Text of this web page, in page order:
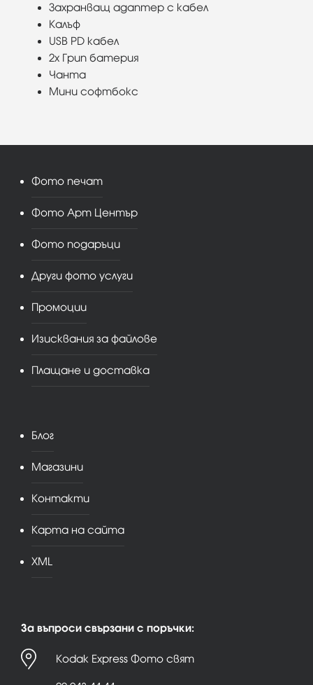
Захранващ адаптер с кабел
Калъф
USB PD кабел
2x Грип батерия
Чанта
Мини софтбокс
Фото печат
Фото Арт Център
Фото подаръци
Други фото услуги
Промоции
Изисквания за файлове
Плащане и доставка
Блог
Магазини
Контакти
Карта на сайта
XML
За въпроси свързани с поръчки:
Kodak Express Фото свят